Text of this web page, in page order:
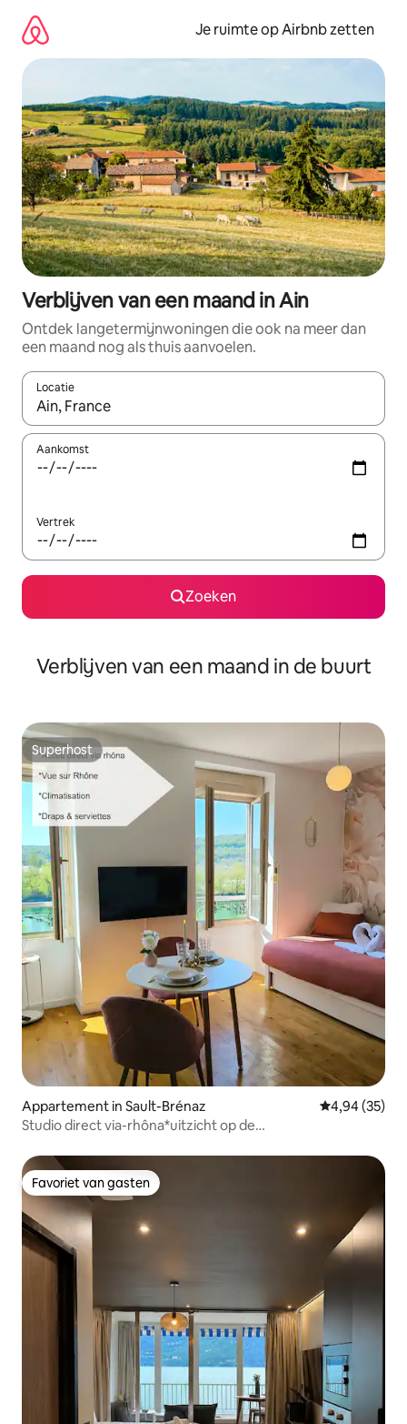
direct
naar
inhoud
Je ruimte op Airbnb zetten
Verblijven van een maand in Ain
Ontdek langetermijnwoningen die ook na meer dan
een maand nog als thuis aanvoelen.
Locatie
Wanneer er suggesties beschikbaar zijn, maak je een keuze
Aankomst
Vertrek
Zoeken
Verblijven van een maand in de buurt
Superhost
Superhost
Appartement in Sault-Brénaz Gemiddelde
4,94 (35)
Studio direct via-rhôna*uitzicht op de
Favoriet van gasten
Favoriet van gasten